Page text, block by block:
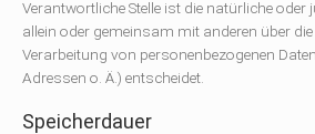
Verantwortliche Stelle ist die natürliche oder
allein oder gemeinsam mit anderen über
Verarbeitung von personenbezogenen
Adressen o. Ä.) entscheidet.
Speicherdauer